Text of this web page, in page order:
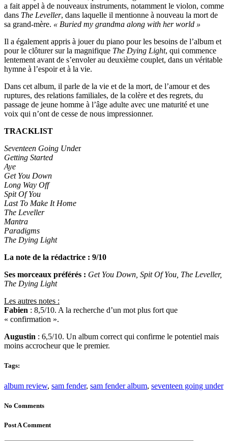
a fait appel à de nouveaux instruments, notamment le violon, comme
dans The Leveller, dans laquelle il mentionne à nouveau la mort de
sa grand-mère. « Buried my grandma along with her world »
Il a également appris à jouer du piano pour les besoins de l’album et
pour le clôturer sur la magnifique The Dying Light, qui commence
lentement avant de s’envoler au deuxième couplet, dans un véritable
hymne à l’espoir et à la vie.
Dans cet album, il parle de la vie et de la mort, de l’amour et des
ruptures, des relations familiales, de la colère et des regrets, du
passage de jeune homme à l’âge adulte avec une maturité et une
voix qui n’ont de cesse de nous impressionner.
TRACKLIST
Seventeen Going Under
Getting Started
Aye
Get You Down
Long Way Off
Spit Of You
Last To Make It Home
The Leveller
Mantra
Paradigms
The Dying Light
La note de la rédactrice : 9/10
Ses morceaux préférés : Get You Down, Spit Of You, The Leveller,
The Dying Light
Les autres notes :
Fabien : 8,5/10. A la recherche d’un mot plus fort que
« confirmation ».
Augustin : 6,5/10. Un album correct qui confirme le potentiel mais
moins accrocheur que le premier.
Tags:
album review, sam fender, sam fender album, seventeen going under
No Comments
Post A Comment